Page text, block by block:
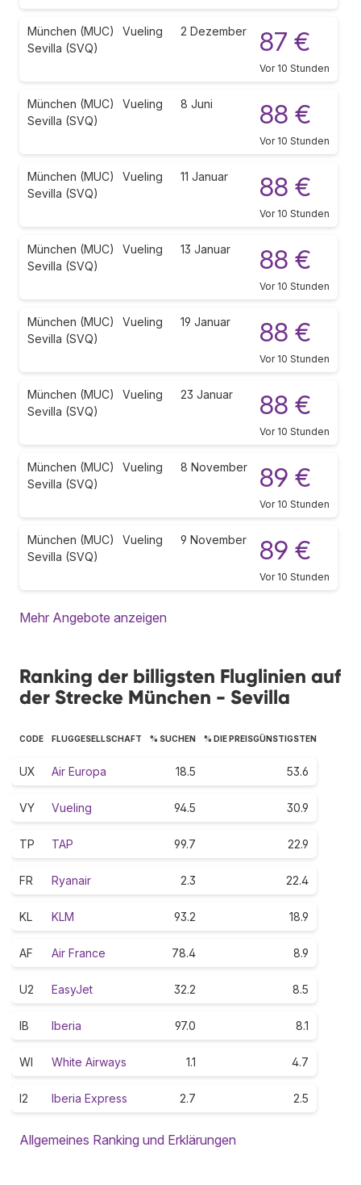
München (MUC)
Sevilla (SVQ)
Vueling 2 Dezember 87 €
Vor 10 Stunden
München (MUC)
Sevilla (SVQ)
Vueling 8 Juni 88 €
Vor 10 Stunden
München (MUC)
Sevilla (SVQ)
Vueling 11 Januar 88 €
Vor 10 Stunden
München (MUC)
Sevilla (SVQ)
Vueling 13 Januar 88 €
Vor 10 Stunden
München (MUC)
Sevilla (SVQ)
Vueling 19 Januar 88 €
Vor 10 Stunden
München (MUC)
Sevilla (SVQ)
Vueling 23 Januar 88 €
Vor 10 Stunden
München (MUC)
Sevilla (SVQ)
Vueling 8 November 89 €
Vor 10 Stunden
München (MUC)
Sevilla (SVQ)
Vueling 9 November 89 €
Vor 10 Stunden
Mehr Angebote anzeigen
Ranking der billigsten Fluglinien auf
der Strecke München - Sevilla
CODE FLUGGESELLSCHAFT % SUCHEN % DIE PREISGÜNSTIGSTEN
UX Air Europa 18.5 53.6
VY Vueling 94.5 30.9
TP TAP 99.7 22.9
FR Ryanair 2.3 22.4
KL KLM 93.2 18.9
AF Air France 78.4 8.9
U2 EasyJet 32.2 8.5
IB Iberia 97.0 8.1
WI White Airways 1.1 4.7
I2 Iberia Express 2.7 2.5
Allgemeines Ranking und Erklärungen